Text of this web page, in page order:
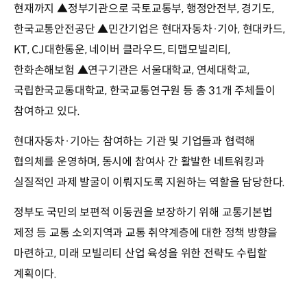
현재까지 ▲정부기관으로 국토교통부, 행정안전부, 경기도,
한국교통안전공단 ▲민간기업은 현대자동차·기아, 현대카드,
KT, CJ대한통운, 네이버 클라우드, 티맵모빌리티,
한화손해보험 ▲연구기관은 서울대학교, 연세대학교,
국립한국교통대학교, 한국교통연구원 등 총 31개 주체들이
참여하고 있다.
현대자동차·기아는 참여하는 기관 및 기업들과 협력해
협의체를 운영하며, 동시에 참여사 간 활발한 네트워킹과
실질적인 과제 발굴이 이뤄지도록 지원하는 역할을 담당한다.
정부도 국민의 보편적 이동권을 보장하기 위해 교통기본법
제정 등 교통 소외지역과 교통 취약계층에 대한 정책 방향을
마련하고, 미래 모빌리티 산업 육성을 위한 전략도 수립할
계획이다.